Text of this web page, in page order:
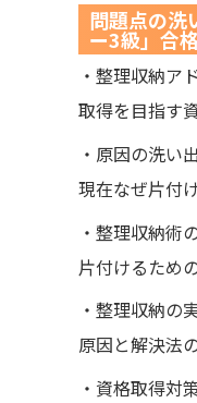
問題点の洗
ー3級」合
・整理収納ア
取得を目指す
・原因の洗い
現在なぜ片付
・整理収納術
片付けるため
・整理収納の
原因と解決法
・資格取得対